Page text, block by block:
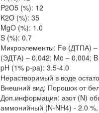
P2O5 (%): 12
K2O (%): 35
MgO (%): 1.0
S (%): 0.7
Микроэлементы: Fe (ДТПА)
(ЭДТА) – 0,042; Mo – 0,004;
pH (1% p-pa): 3.5-4.0
Нерастворимый в воде
Внешний вид: Порошок от
Доп.информация: азот (N)
аммонийный (N-NH4) - 2.0